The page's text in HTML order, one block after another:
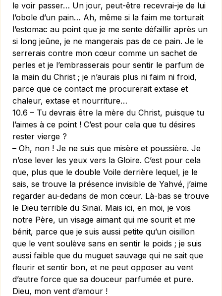
le voir passer… Un jour, peut-être recevrai-je de lui
l’obole d’un pain… Ah, même si la faim me torturait
l’estomac au point que je me sente défaillir après un
si long jeûne, je ne mangerais pas de ce pain. Je le
serrerais contre mon cœur comme un sachet de
perles et je l’embrasserais pour sentir le parfum de
la main du Christ ; je n’aurais plus ni faim ni froid,
parce que ce contact me procurerait extase et
chaleur, extase et nourriture…
10.6 – Tu devrais être la mère du Christ, puisque tu
l’aimes à ce point ! C’est pour cela que tu désires
rester vierge ?
– Oh, non ! Je ne suis que misère et poussière. Je
n’ose lever les yeux vers la Gloire. C’est pour cela
que, plus que le double Voile derrière lequel, je le
sais, se trouve la présence invisible de Yah­vé, j’aime
regarder au-dedans de mon cœur. Là-bas se trouve
le Dieu terrible du Sinaï. Mais ici, en moi, je vois
notre Père, un visage aimant qui me sourit et me
bénit, parce que je suis aussi petite qu’un oisillon
que le vent soulève sans en sentir le poids ; je suis
aussi faible que du muguet sauvage qui ne sait que
fleurir et sentir bon, et ne peut opposer au vent
d’autre force que sa douceur parfumée et pure.
Dieu, mon vent d’amour !